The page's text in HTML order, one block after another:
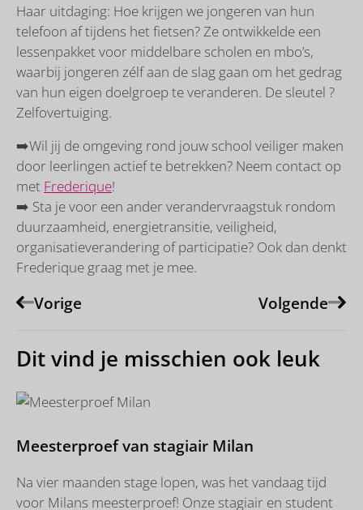
Haar uitdaging: Hoe krijgen we jongeren van hun
telefoon af tijdens het fietsen? Ze ontwikkelde een
lessenpakket voor middelbare scholen en mbo’s,
waarbij jongeren zélf aan de slag gaan om het gedrag
van hun eigen doelgroep te veranderen. De sleutel ?
Zelfovertuiging.
➡️Wil jij de omgeving rond jouw school veiliger maken
door leerlingen actief te betrekken? Neem contact op
met Frederique!
➡️ Sta je voor een ander verandervraagstuk rondom
duurzaamheid, energietransitie, veiligheid,
organisatieverandering of participatie? Ook dan denkt
Frederique graag met je mee.
Vorige Volgende
Dit vind je misschien ook leuk
Meesterproef van stagiair Milan
Na vier maanden stage lopen, was het vandaag tijd
voor Milans meesterproef! Onze stagiair en student